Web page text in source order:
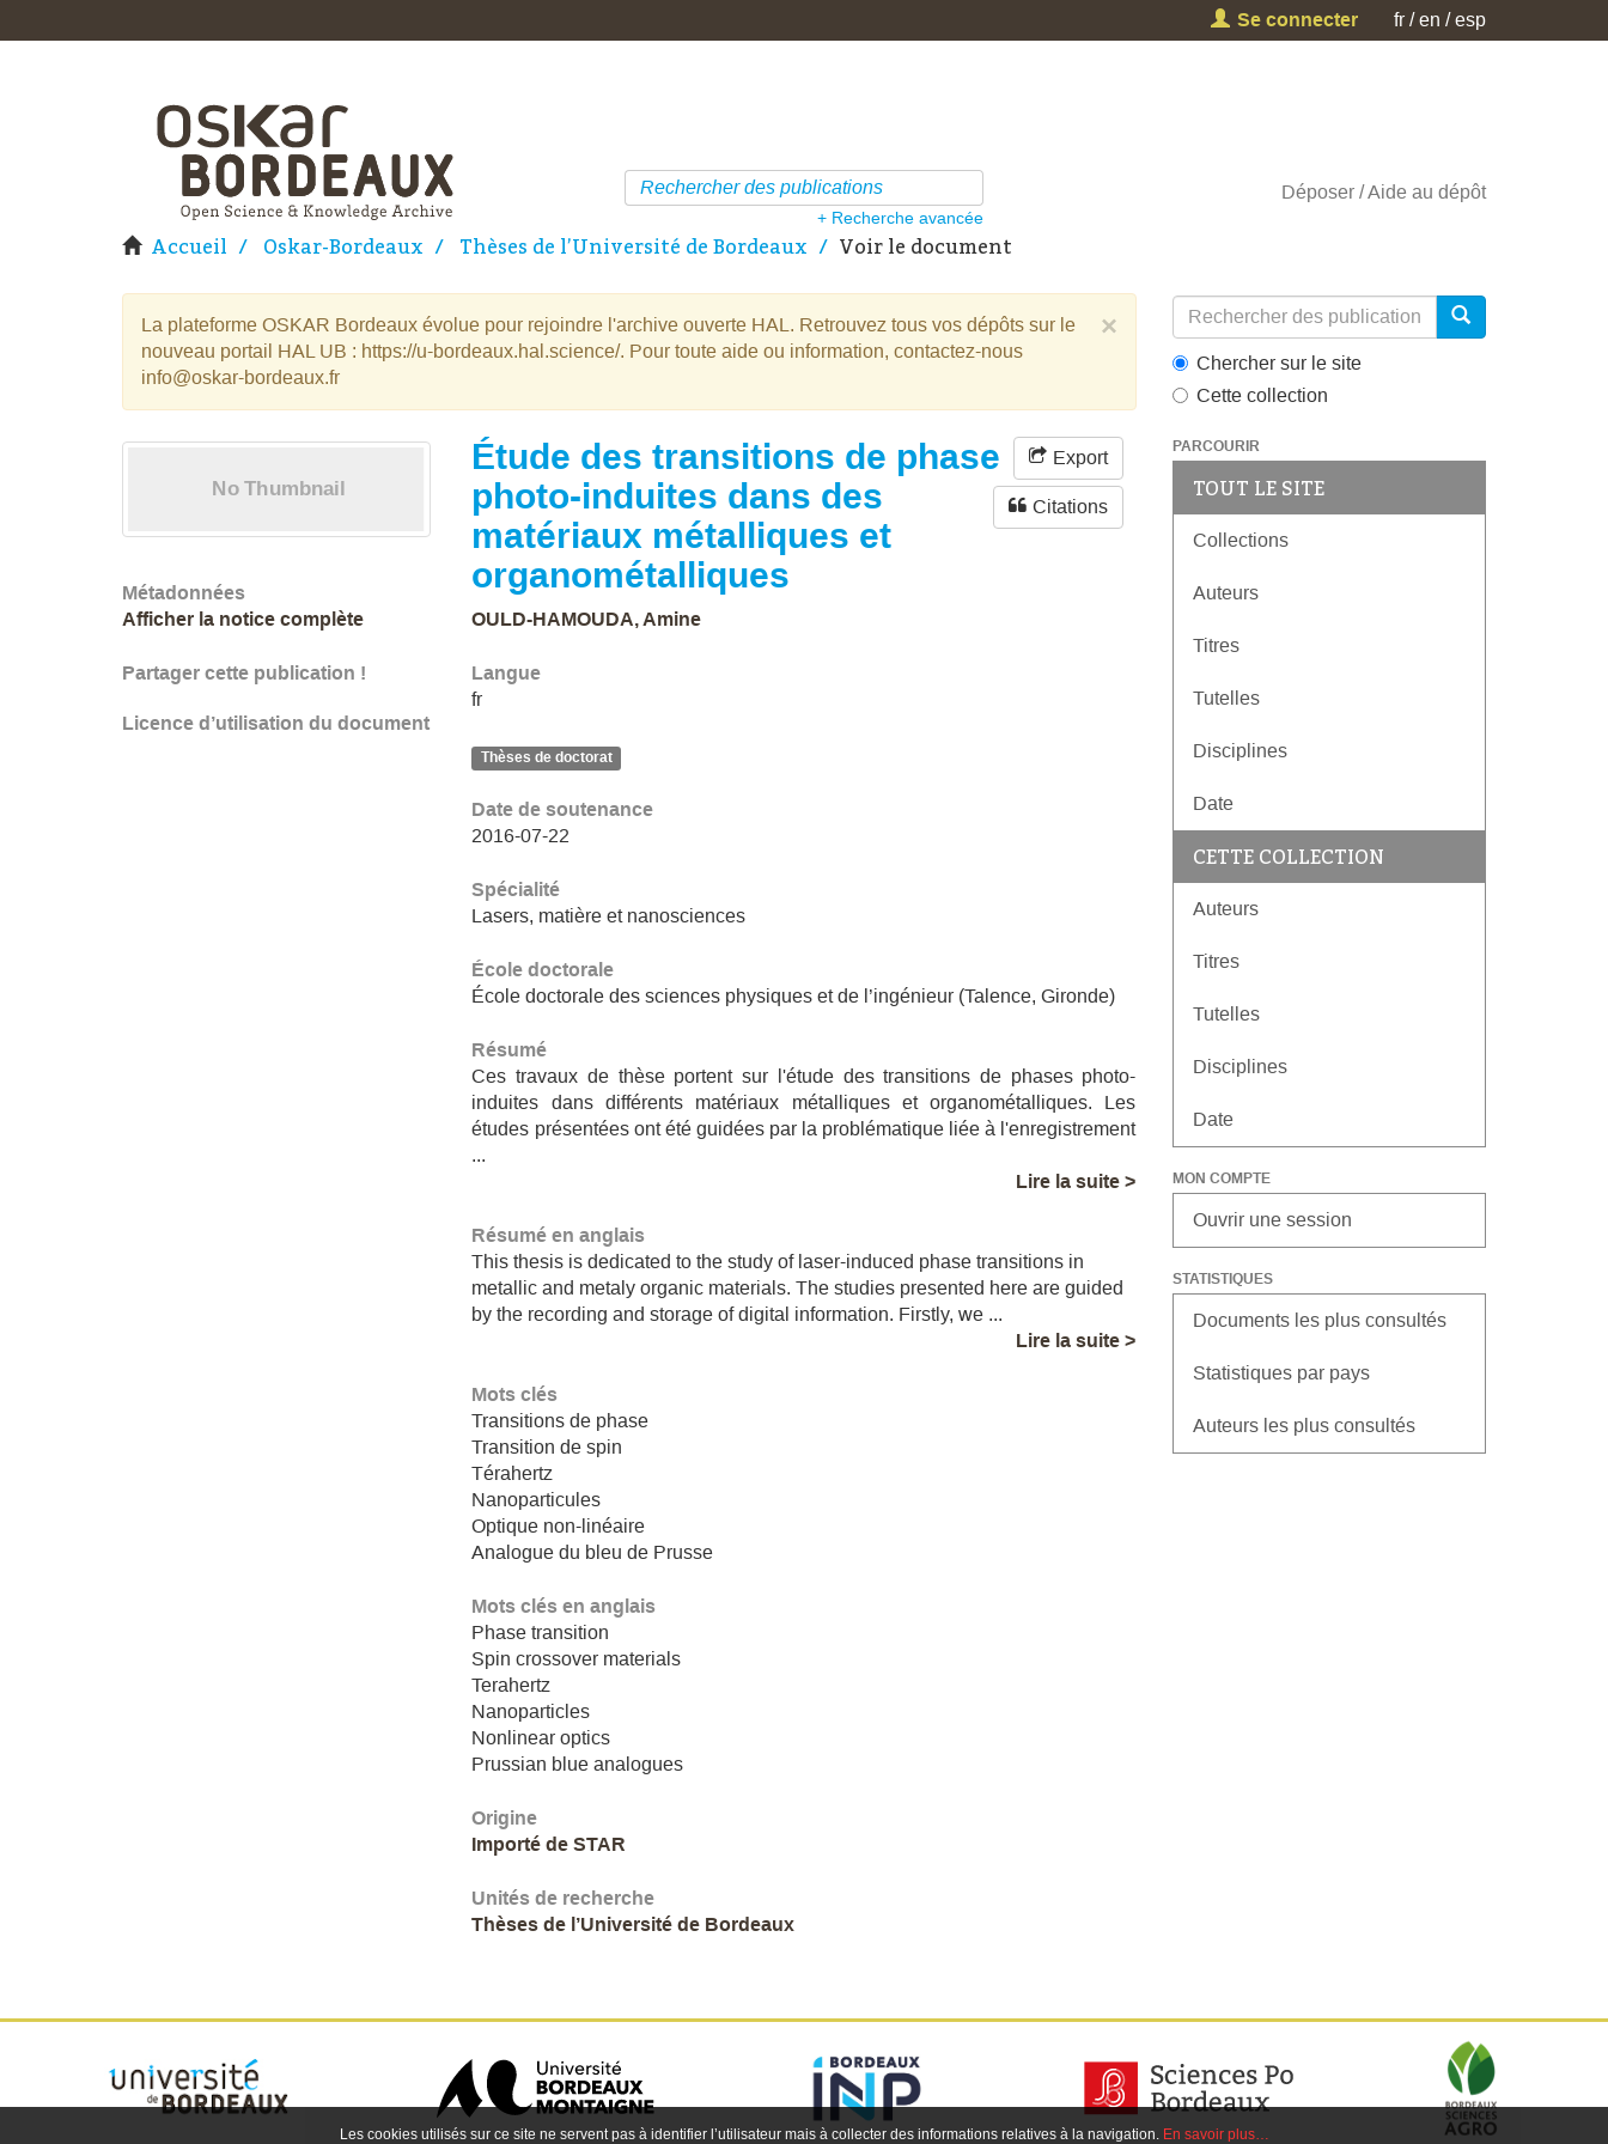
Se connecter fr en esp
+ Recherche avancée
Déposer Aide au dépôt
Accueil Oskar-Bordeaux Thèses de l’Université de Bordeaux Voir le document
×
La plateforme OSKAR Bordeaux évolue pour rejoindre l'archive ouverte HAL. Retrouvez tous vos dépôts sur le
nouveau portail HAL UB : https://u-bordeaux.hal.science/. Pour toute aide ou information, contactez-nous
info@oskar-bordeaux.fr
Métadonnées
Afficher la notice complète
Partager cette publication !
Licence d’utilisation du document
Étude des transitions de phase
photo-induites dans des
matériaux métalliques et
organométalliques
Export
Citations
OULD-HAMOUDA, Amine
Langue
fr
Thèses de doctorat
Date de soutenance
2016-07-22
Spécialité
Lasers, matière et nanosciences
École doctorale
École doctorale des sciences physiques et de l’ingénieur (Talence, Gironde)
Résumé
Ces travaux de thèse portent sur l'étude des transitions de phases photo-
induites dans différents matériaux métalliques et organométalliques. Les
études présentées ont été guidées par la problématique liée à l'enregistrement
...
Lire la suite >
Résumé en anglais
This thesis is dedicated to the study of laser-induced phase transitions in
metallic and metaly organic materials. The studies presented here are guided
by the recording and storage of digital information. Firstly, we ...
Lire la suite >
Mots clés
Transitions de phase
Transition de spin
Térahertz
Nanoparticules
Optique non-linéaire
Analogue du bleu de Prusse
Mots clés en anglais
Phase transition
Spin crossover materials
Terahertz
Nanoparticles
Nonlinear optics
Prussian blue analogues
Origine
Importé de STAR
Unités de recherche
Thèses de l’Université de Bordeaux
Chercher sur le site
Cette collection
PARCOURIR
TOUT LE SITE
Collections
Auteurs
Titres
Tutelles
Disciplines
Date
CETTE COLLECTION
Auteurs
Titres
Tutelles
Disciplines
Date
MON COMPTE
Ouvrir une session
STATISTIQUES
Documents les plus consultés
Statistiques par pays
Auteurs les plus consultés
Les cookies utilisés sur ce site ne servent pas à identifier l’utilisateur mais à collecter des informations relatives à la navigation. En savoir plus…